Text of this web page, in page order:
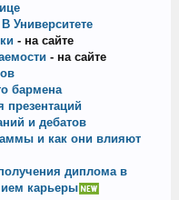
Университете
- на сайте
- на сайте
бармена
презентаций
и дебатов
и как они влияют
диплома в
карьеры